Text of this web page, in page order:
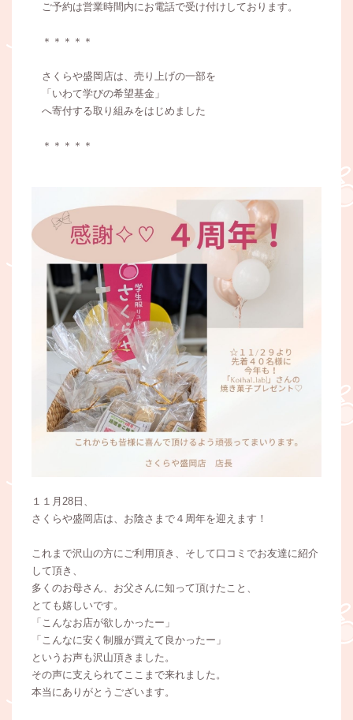
ご予約は営業時間内にお電話で受け付けしております。
＊＊＊＊＊
さくらや盛岡店は、売り上げの一部を
「いわて学びの希望基金」
へ寄付する取り組みをはじめました
＊＊＊＊＊
１１月28日、
さくらや盛岡店は、お陰さまで４周年を迎えます！
これまで沢山の方にご利用頂き、そして口コミでお友達に紹介
して頂き、
多くのお母さん、お父さんに知って頂けたこと、
とても嬉しいです。
「こんなお店が欲しかったー」
「こんなに安く制服が買えて良かったー」
というお声も沢山頂きました。
その声に支えられてここまで来れました。
本当にありがとうございます。